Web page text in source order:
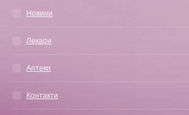
Новини
Лекари
Аптеки
Контакти